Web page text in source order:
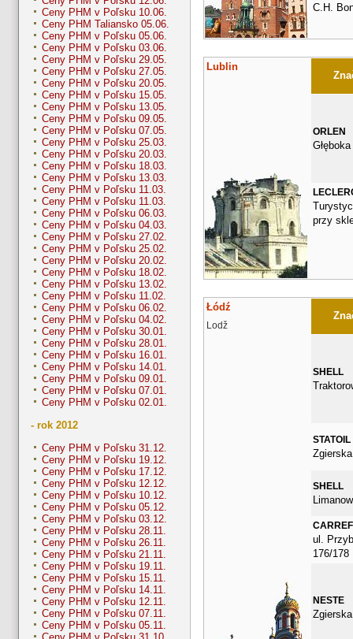
Ceny PHM v Poľsku 10.06.
Ceny PHM Taliansko 05.06.
Ceny PHM v Poľsku 05.06.
Ceny PHM v Poľsku 03.06.
Ceny PHM v Poľsku 29.05.
Ceny PHM v Poľsku 27.05.
Ceny PHM v Poľsku 20.05.
Ceny PHM v Poľsku 15.05.
Ceny PHM v Poľsku 13.05.
Ceny PHM v Poľsku 09.05.
Ceny PHM v Poľsku 07.05.
Ceny PHM v Poľsku 25.03.
Ceny PHM v Poľsku 20.03.
Ceny PHM v Poľsku 18.03.
Ceny PHM v Poľsku 13.03.
Ceny PHM v Poľsku 11.03.
Ceny PHM v Poľsku 11.03.
Ceny PHM v Poľsku 06.03.
Ceny PHM v Poľsku 04.03.
Ceny PHM v Poľsku 27.02.
Ceny PHM v Poľsku 25.02.
Ceny PHM v Poľsku 20.02.
Ceny PHM v Poľsku 18.02.
Ceny PHM v Poľsku 13.02.
Ceny PHM v Poľsku 11.02.
Ceny PHM v Poľsku 06.02.
Ceny PHM v Poľsku 04.02.
Ceny PHM v Poľsku 30.01.
Ceny PHM v Poľsku 28.01.
Ceny PHM v Poľsku 16.01.
Ceny PHM v Poľsku 14.01.
Ceny PHM v Poľsku 09.01.
Ceny PHM v Poľsku 07.01.
Ceny PHM v Poľsku 02.01.
- rok 2012
Ceny PHM v Poľsku 31.12.
Ceny PHM v Poľsku 19.12.
Ceny PHM v Poľsku 17.12.
Ceny PHM v Poľsku 12.12.
Ceny PHM v Poľsku 10.12.
Ceny PHM v Poľsku 05.12.
Ceny PHM v Poľsku 03.12.
Ceny PHM v Poľsku 28.11.
Ceny PHM v Poľsku 26.11.
Ceny PHM v Poľsku 21.11.
Ceny PHM v Poľsku 19.11.
Ceny PHM v Poľsku 15.11.
Ceny PHM v Poľsku 14.11.
Ceny PHM v Poľsku 12.11.
Ceny PHM v Poľsku 07.11.
Ceny PHM v Poľsku 05.11.
C.H.
Lublin
ORLEN
przy
Łódź
Lodž
SHELL
STATOIL
SHELL
ul.
176/178
NESTE